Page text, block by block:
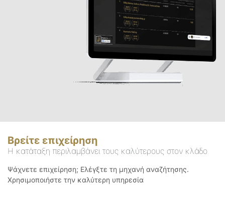
Βρείτε επιχείρηση
Η κατάταξη περιλαμβάνει τους καλύτερους στον κλάδο
Ψάχνετε επιχείρηση; Ελέγξτε τη μηχανή αναζήτησης.
Χρησιμοποιήστε την καλύτερη υπηρεσία